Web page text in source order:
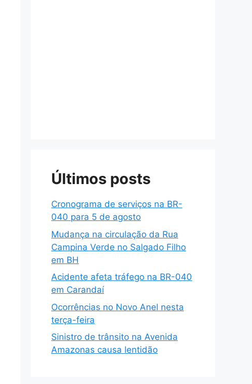
Últimos posts
Cronograma de serviços na BR-
040 para 5 de agosto
Mudança na circulação da Rua
Campina Verde no Salgado Filho
em BH
Acidente afeta tráfego na BR-040
em Carandaí
Ocorrências no Novo Anel nesta
terça-feira
Sinistro de trânsito na Avenida
Amazonas causa lentidão